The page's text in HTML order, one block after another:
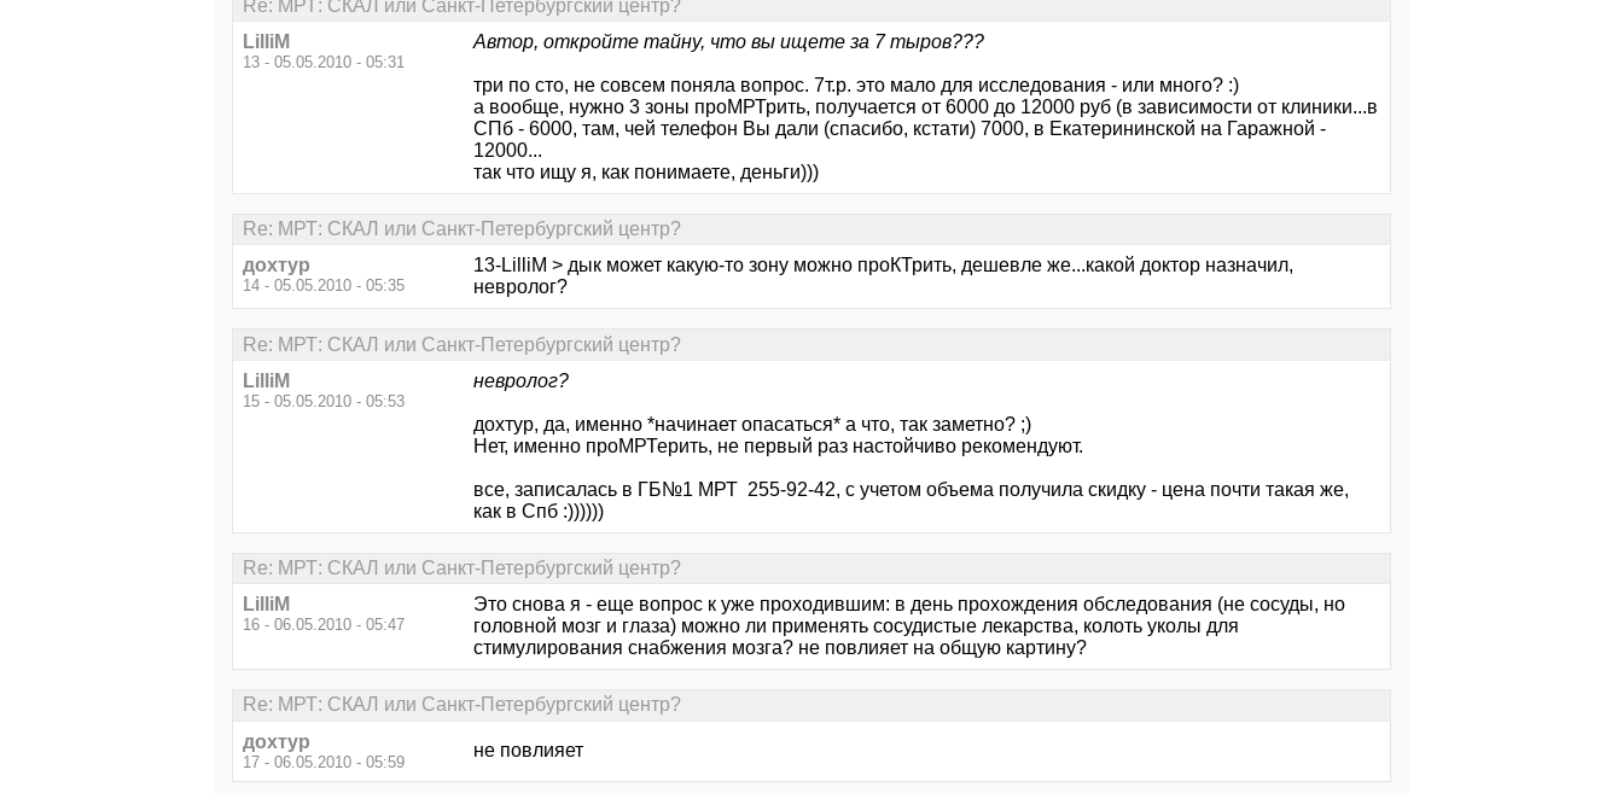
Re: МРТ: СКАЛ или Санкт-Петербургский центр?
LilliM
13 - 05.05.2010 - 05:31
Автор, откройте тайну, что вы ищете за 7 тыров???
три по сто, не совсем поняла вопрос. 7т.р. это мало для исследования - или много? :)
а вообще, нужно 3 зоны проМРТрить, получается от 6000 до 12000 руб (в зависимости от клиники...в
СПб - 6000, там, чей телефон Вы дали (спасибо, кстати) 7000, в Екатерининской на Гаражной -
12000...
так что ищу я, как понимаете, деньги)))
Re: МРТ: СКАЛ или Санкт-Петербургский центр?
дохтур
14 - 05.05.2010 - 05:35
13-LilliM > дык может какую-то зону можно проКТрить, дешевле же...какой доктор назначил,
невролог?
Re: МРТ: СКАЛ или Санкт-Петербургский центр?
LilliM
15 - 05.05.2010 - 05:53
невролог?
дохтур, да, именно *начинает опасаться* а что, так заметно? ;)
Нет, именно проМРТерить, не первый раз настойчиво рекомендуют.
все, записалась в ГБ№1 МРТ 255-92-42, с учетом объема получила скидку - цена почти такая же,
как в Спб :))))))
Re: МРТ: СКАЛ или Санкт-Петербургский центр?
LilliM
16 - 06.05.2010 - 05:47
Это снова я - еще вопрос к уже проходившим: в день прохождения обследования (не сосуды, но
головной мозг и глаза) можно ли применять сосудистые лекарства, колоть уколы для
стимулирования снабжения мозга? не повлияет на общую картину?
Re: МРТ: СКАЛ или Санкт-Петербургский центр?
дохтур
17 - 06.05.2010 - 05:59
не повлияет